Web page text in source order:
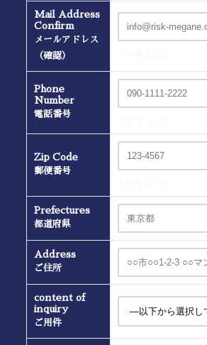
Mail Address
Confirm
メールアドレス
（確認）
Phone
Number
電話番号
Zip Code
郵便番号
Prefectures
都道府県
Address
ご住所
content of
inquiry
ご用件